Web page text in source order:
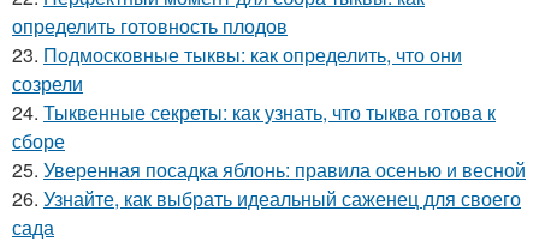
определить готовность плодов
23. Подмосковные тыквы: как определить, что они
созрели
24. Тыквенные секреты: как узнать, что тыква готова к
сборе
25. Уверенная посадка яблонь: правила осенью и весной
26. Узнайте, как выбрать идеальный саженец для своего
сада